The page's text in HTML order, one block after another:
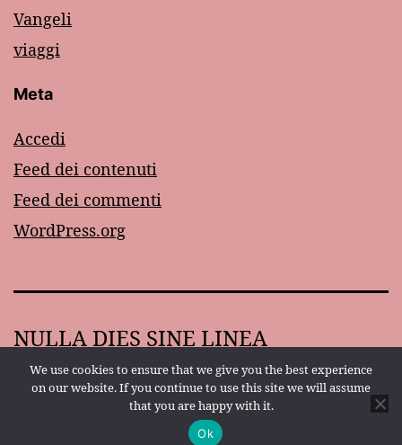
Vangeli
viaggi
Meta
Accedi
Feed dei contenuti
Feed dei commenti
WordPress.org
NULLA DIES SINE LINEA
Proudly powered byWordPress.
We use cookies to ensure that we give you the best experience
on our website. If you continue to use this site we will assume
that you are happy with it.
Ok